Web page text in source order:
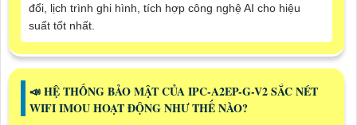
đổi, lịch trình ghi hình, tích hợp công nghệ AI cho hiệu
suất tốt nhất.
📣 HỆ THỐNG BẢO MẬT CỦA IPC-A2EP-G-V2 SẮC NÉT
WIFI IMOU HOẠT ĐỘNG NHƯ THẾ NÀO?